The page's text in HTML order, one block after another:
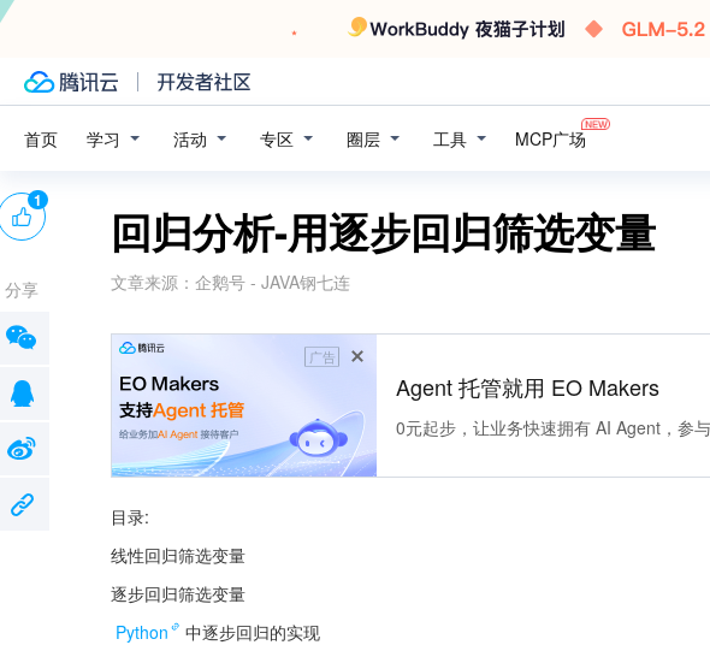
首页 学习 活动 专区 圈层 工具 MCP广场
回归分析-用逐步回归筛选变量
文章来源： 企鹅号 - JAVA钢七连
广告
Agent 托管就用 EO Makers
0元起步，让业务快速拥有 AI Agent，参
目录:
线性回归筛选变量
逐步回归筛选变量
Python
中逐步回归的实现
1
分享